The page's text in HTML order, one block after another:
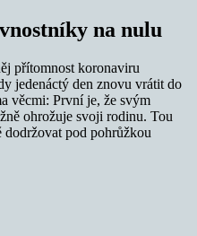
na nulu
přítomnost koronaviru
jedenáctý den znovu vrátit do
věcmi: První je, že svým
ohrožuje svoji rodinu. Tou
dodržovat pod pohrůžkou